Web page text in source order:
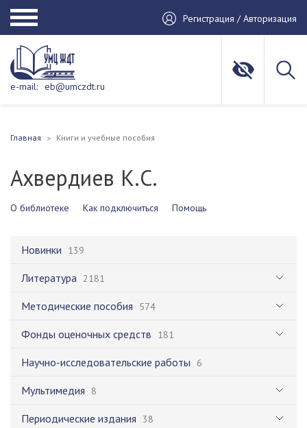
Регистрация / Авторизация
e-mail: eb@umczdt.ru
Главная Книги и учебные пособия
Ахвердиев К.С.
О библиотеке Как подключиться Помощь
Новинки 139
Литература 2181
Методические пособия 574
Фонды оценочных средств 181
Научно-исследовательские работы 6
Мультимедия 8
Периодические издания 38